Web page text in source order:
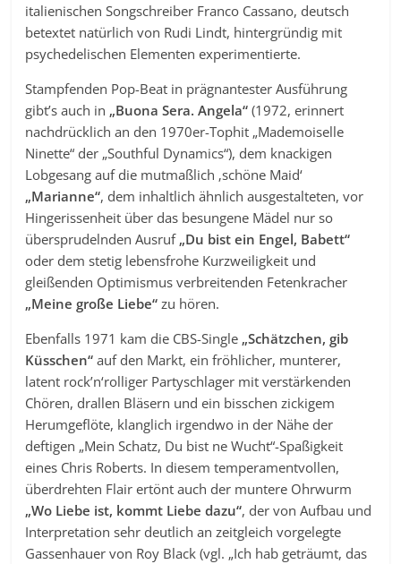
italienischen Songschreiber Franco Cassano, deutsch
betextet natürlich von Rudi Lindt, hintergründig mit
psychedelischen Elementen experimentierte.
Stampfenden Pop-Beat in prägnantester Ausführung
gibt’s auch in „Buona Sera. Angela“ (1972, erinnert
nachdrücklich an den 1970er-Tophit „Mademoiselle
Ninette“ der „Southful Dynamics“), dem knackigen
Lobgesang auf die mutmaßlich ‚schöne Maid‘
„Marianne“, dem inhaltlich ähnlich ausgestalteten, vor
Hingerissenheit über das besungene Mädel nur so
übersprudelnden Ausruf „Du bist ein Engel, Babett“
oder dem stetig lebensfrohe Kurzweiligkeit und
gleißenden Optimismus verbreitenden Fetenkracher
„Meine große Liebe“ zu hören.
Ebenfalls 1971 kam die CBS-Single „Schätzchen, gib
Küsschen“ auf den Markt, ein fröhlicher, munterer,
latent rock’n‘rolliger Partyschlager mit verstärkenden
Chören, drallen Bläsern und ein bisschen zickigem
Herumgeflöte, klanglich irgendwo in der Nähe der
deftigen „Mein Schatz, Du bist ne Wucht“-Spaßigkeit
eines Chris Roberts. In diesem temperamentvollen,
überdrehten Flair ertönt auch der muntere Ohrwurm
„Wo Liebe ist, kommt Liebe dazu“, der von Aufbau und
Interpretation sehr deutlich an zeitgleich vorgelegte
Gassenhauer von Roy Black (vgl. „Ich hab geträumt, das